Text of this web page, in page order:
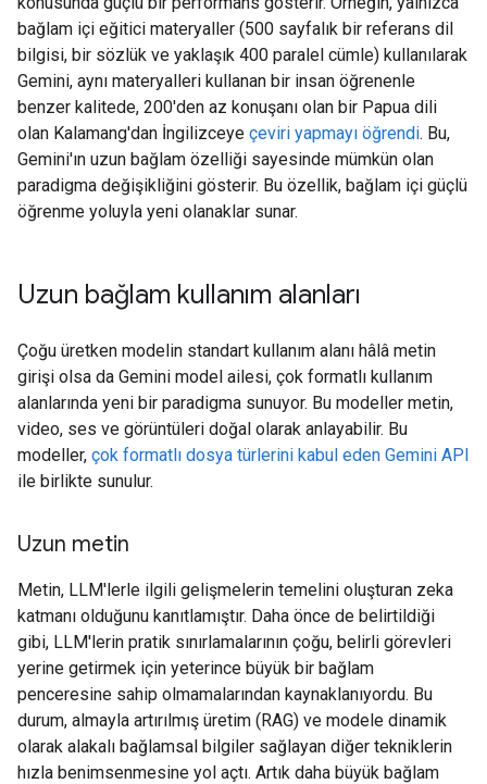
bağlam içi eğitici materyaller (500 sayfalık bir referans dil
bilgisi, bir sözlük ve yaklaşık 400 paralel cümle) kullanılarak
Gemini, aynı materyalleri kullanan bir insan öğrenenle
benzer kalitede, 200'den az konuşanı olan bir Papua dili
olan Kalamang'dan İngilizceye çeviri yapmayı öğrendi. Bu,
Gemini'ın uzun bağlam özelliği sayesinde mümkün olan
paradigma değişikliğini gösterir. Bu özellik, bağlam içi güçlü
öğrenme yoluyla yeni olanaklar sunar.
Uzun bağlam kullanım alanları
Çoğu üretken modelin standart kullanım alanı hâlâ metin
girişi olsa da Gemini model ailesi, çok formatlı kullanım
alanlarında yeni bir paradigma sunuyor. Bu modeller metin,
video, ses ve görüntüleri doğal olarak anlayabilir. Bu
modeller, çok formatlı dosya türlerini kabul eden Gemini API
ile birlikte sunulur.
Uzun metin
Metin, LLM'lerle ilgili gelişmelerin temelini oluşturan zeka
katmanı olduğunu kanıtlamıştır. Daha önce de belirtildiği
gibi, LLM'lerin pratik sınırlamalarının çoğu, belirli görevleri
yerine getirmek için yeterince büyük bir bağlam
penceresine sahip olmamalarından kaynaklanıyordu. Bu
durum, almayla artırılmış üretim (RAG) ve modele dinamik
olarak alakalı bağlamsal bilgiler sağlayan diğer tekniklerin
hızla benimsenmesine yol açtı. Artık daha büyük bağlam